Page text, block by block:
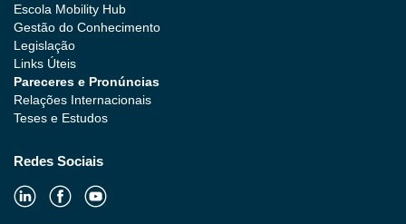
Escola Mobility Hub
Gestão do Conhecimento
Legislação
Links Úteis
Pareceres e Pronúncias
Relações Internacionais
Teses e Estudos
Redes Sociais